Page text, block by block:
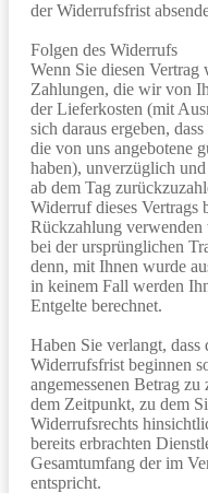
der Widerrufsfrist
Folgen des Widerrufs
Wenn Sie diesen
Zahlungen, die wir von
der Lieferkosten (mit
sich daraus ergeben,
die von uns angebotene
haben), unverzüglich
ab dem Tag
Widerruf dieses Vertrags
Rückzahlung verwenden
bei der ursprünglichen
denn, mit Ihnen wurde
in keinem Fall werden
Entgelte berechnet.
Haben Sie verlangt,
Widerrufsfrist beginnen
angemessenen Betrag
dem Zeitpunkt, zu dem
Widerrufsrechts
bereits erbrachten
Gesamtumfang der im
entspricht.